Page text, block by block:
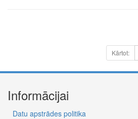
Kārtot:
Informācijai
Datu apstrādes politika